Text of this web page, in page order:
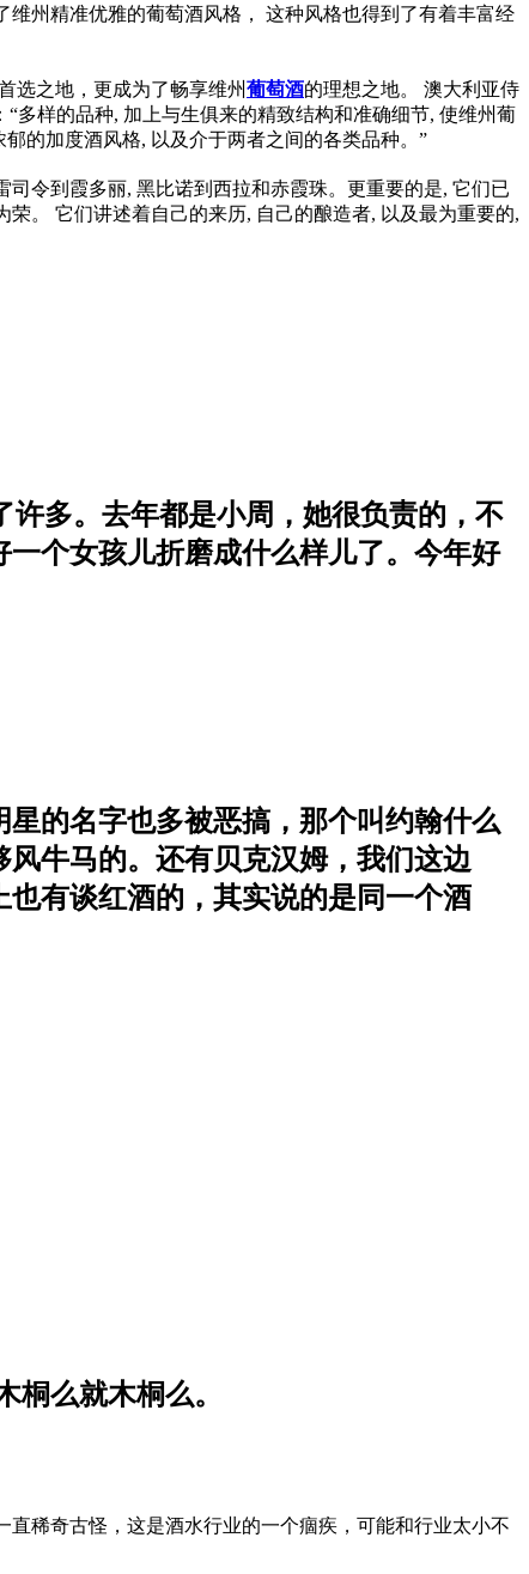
州精准优雅的葡萄酒风格， 这种风格也得到了有着丰富经
选之地，更成为了畅享维州葡萄酒的理想之地。 澳大利亚侍
多样的品种, 加上与生俱来的精致结构和准确细节, 使维州葡
的加度酒风格, 以及介于两者之间的各类品种。”
令到霞多丽, 黑比诺到西拉和赤霞珠。更重要的是, 它们已
荣。 它们讲述着自己的来历, 自己的酿造者, 以及最为重要的,
许多。去年都是小周，她很负责的，不
个女孩儿折磨成什么样儿了。今年好
的名字也多被恶搞，那个叫约翰什么
牛马的。还有贝克汉姆，我们这边
有谈红酒的，其实说的是同一个酒
么就木桐么。
稀奇古怪，这是酒水行业的一个痼疾，可能和行业太小不